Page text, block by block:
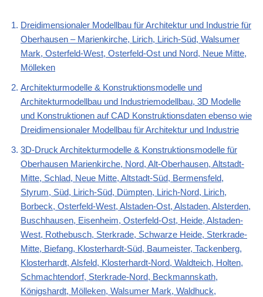
Dreidimensionaler Modellbau für Architektur und Industrie für
Oberhausen – Marienkirche, Lirich, Lirich-Süd, Walsumer
Mark, Osterfeld-West, Osterfeld-Ost und Nord, Neue Mitte,
Mölleken
Architekturmodelle & Konstruktionsmodelle und
Architekturmodellbau und Industriemodellbau, 3D Modelle
und Konstruktionen auf CAD Konstruktionsdaten ebenso wie
Dreidimensionaler Modellbau für Architektur und Industrie
3D-Druck Architekturmodelle & Konstruktionsmodelle für
Oberhausen Marienkirche, Nord, Alt-Oberhausen, Altstadt-
Mitte, Schlad, Neue Mitte, Altstadt-Süd, Bermensfeld,
Styrum, Süd, Lirich-Süd, Dümpten, Lirich-Nord, Lirich,
Borbeck, Osterfeld-West, Alstaden-Ost, Alstaden, Alsterden,
Buschhausen, Eisenheim, Osterfeld-Ost, Heide, Alstaden-
West, Rothebusch, Sterkrade, Schwarze Heide, Sterkrade-
Mitte, Biefang, Klosterhardt-Süd, Baumeister, Tackenberg,
Klosterhardt, Alsfeld, Klosterhardt-Nord, Waldteich, Holten,
Schmachtendorf, Sterkrade-Nord, Beckmannskath,
Königshardt, Mölleken, Walsumer Mark, Waldhuck,